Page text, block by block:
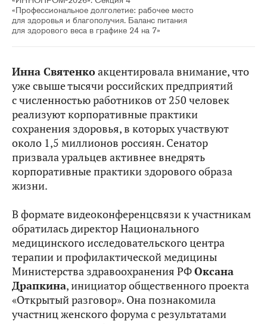
«Профессиональное долголетие: рабочее место
для здоровья и благополучия. Баланс питания
для здорового веса в графике 24 на 7»
Инна Святенкоакцентировала внимание, что
уже свыше тысячи российских предприятий
с численностью работников от 250 человек
реализуют корпоративные практики
сохранения здоровья, в которых участвуют
около 1,5 миллионов россиян. Сенатор
призвала уральцев активнее внедрять
корпоративные практики здорового образа
жизни.
В формате видеоконференцсвязи к участникам
обратилась директор Национального
медицинского исследовательского центра
терапии и профилактической медицины
Министерства здравоохранения РФОксана
Драпкина, инициатор общественного проекта
«Открытый разговор». Она познакомила
участниц женского форума с результатами